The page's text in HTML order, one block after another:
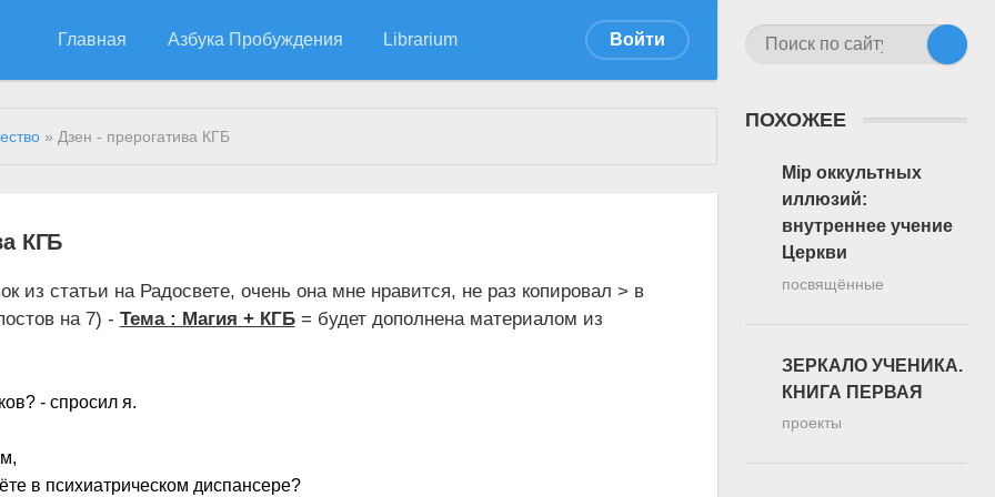
Главная Азбука Пробуждения Librarium Войти
» Дзен - прерогатива КГБ
КГБ
из статьи на Радосвете, очень она мне нравится, не раз копировал > в
на 7) - Тема : Магия + КГБ= будет дополнена материалом из
- спросил я.
в психиатрическом диспансере?
ПОХОЖЕЕ
Мiр оккультных
иллюзий:
внутреннее учение
Церкви
посвящённые
ЗЕРКАЛО УЧЕНИКА.
КНИГА ПЕРВАЯ
проекты